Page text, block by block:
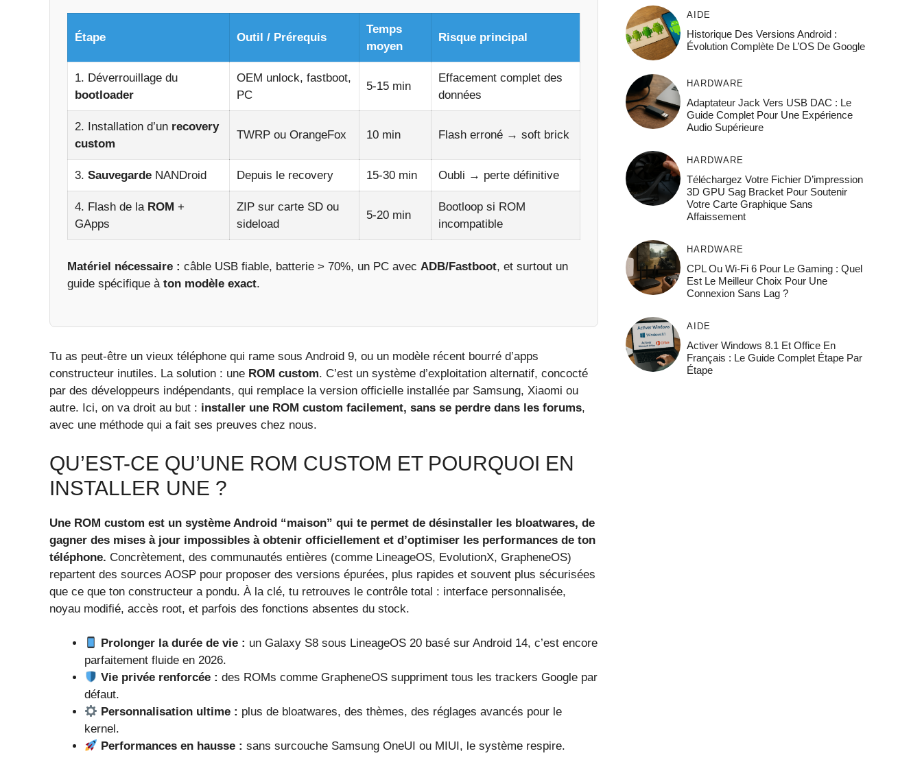
Étape Outil / Prérequis
Temps
moyen
Risque principal
1. Déverrouillage du
bootloader
OEM unlock, fastboot,
PC
5-15 min
Effacement complet des
données
2. Installation d’un recovery
custom
TWRP ou OrangeFox 10 min Flash erroné → soft brick
3. Sauvegarde NANDroid Depuis le recovery 15-30 min Oubli → perte définitive
4. Flash de la ROM +
GApps
ZIP sur carte SD ou
sideload
5-20 min
Bootloop si ROM
incompatible
Matériel nécessaire : câble USB fiable, batterie > 70%, un PC avec ADB/Fastboot, et surtout un
guide spécifique à ton modèle exact.
Tu as peut-être un vieux téléphone qui rame sous Android 9, ou un modèle récent bourré d’apps
constructeur inutiles. La solution : une ROM custom. C’est un système d’exploitation alternatif, concocté
par des développeurs indépendants, qui remplace la version officielle installée par Samsung, Xiaomi ou
autre. Ici, on va droit au but : installer une ROM custom facilement, sans se perdre dans les forums,
avec une méthode qui a fait ses preuves chez nous.
QU’EST-CE QU’UNE ROM CUSTOM ET POURQUOI EN
INSTALLER UNE ?
Une ROM custom est un système Android “maison” qui te permet de désinstaller les bloatwares, de
gagner des mises à jour impossibles à obtenir officiellement et d’optimiser les performances de ton
téléphone. Concrètement, des communautés entières (comme LineageOS, EvolutionX, GrapheneOS)
repartent des sources AOSP pour proposer des versions épurées, plus rapides et souvent plus sécurisées
que ce que ton constructeur a pondu. À la clé, tu retrouves le contrôle total : interface personnalisée,
noyau modifié, accès root, et parfois des fonctions absentes du stock.
Prolonger la durée de vie : un Galaxy S8 sous LineageOS 20 basé sur Android 14, c’est encore
parfaitement fluide en 2026.
Vie privée renforcée : des ROMs comme GrapheneOS suppriment tous les trackers Google par
défaut.
Personnalisation ultime : plus de bloatwares, des thèmes, des réglages avancés pour le
kernel.
Performances en hausse : sans surcouche Samsung OneUI ou MIUI, le système respire.
AIDE
Historique Des Versions Android :
Évolution Complète De L’OS De Google
HARDWARE
Adaptateur Jack Vers USB DAC : Le
Guide Complet Pour Une Expérience
Audio Supérieure
HARDWARE
Téléchargez Votre Fichier D’impression
3D GPU Sag Bracket Pour Soutenir
Votre Carte Graphique Sans
Affaissement
HARDWARE
CPL Ou Wi-Fi 6 Pour Le Gaming : Quel
Est Le Meilleur Choix Pour Une
Connexion Sans Lag ?
AIDE
Activer Windows 8.1 Et Office En
Français : Le Guide Complet Étape Par
Étape